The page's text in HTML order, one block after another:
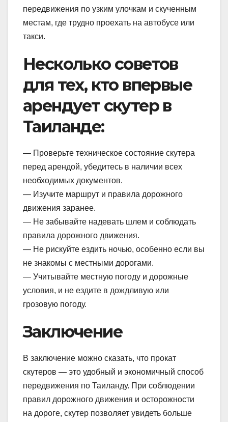
передвижения по узким улочкам и скученным
местам, где трудно проехать на автобусе или
такси.
Несколько советов
для тех, кто впервые
арендует скутер в
Таиланде:
— Проверьте техническое состояние скутера
перед арендой, убедитесь в наличии всех
необходимых документов.
— Изучите маршрут и правила дорожного
движения заранее.
— Не забывайте надевать шлем и соблюдать
правила дорожного движения.
— Не рискуйте ездить ночью, особенно если вы
не знакомы с местными дорогами.
— Учитывайте местную погоду и дорожные
условия, и не ездите в дождливую или
грозовую погоду.
Заключение
В заключение можно сказать, что прокат
скутеров — это удобный и экономичный способ
передвижения по Таиланду. При соблюдении
правил дорожного движения и осторожности
на дороге, скутер позволяет увидеть больше